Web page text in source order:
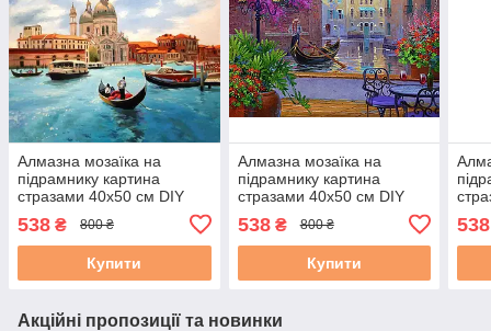
Алмазна мозаїка на
підрамнику картина
стразами 40х50 см DIY
Венеція (SGLE 71788 - F)
538 ₴ 800 ₴
Купити
Алмазна мозаїка на
підрамнику картина
стразами 40х50 см DIY
Венеція (SGLE 70997 - F)
538₴ 800 ₴
Купити
538
Акційні пропозиції та новинки